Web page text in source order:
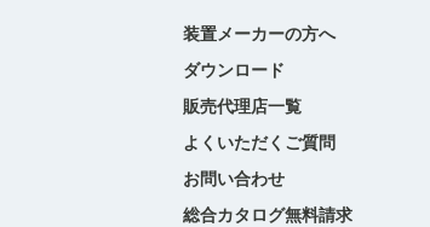
装置メーカーの方へ
ダウンロード
販売代理店一覧
よくいただくご質問
お問い合わせ
総合カタログ無料請求